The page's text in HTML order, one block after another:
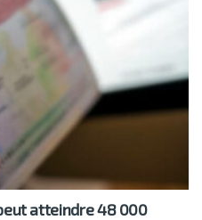
atteindre 48 000